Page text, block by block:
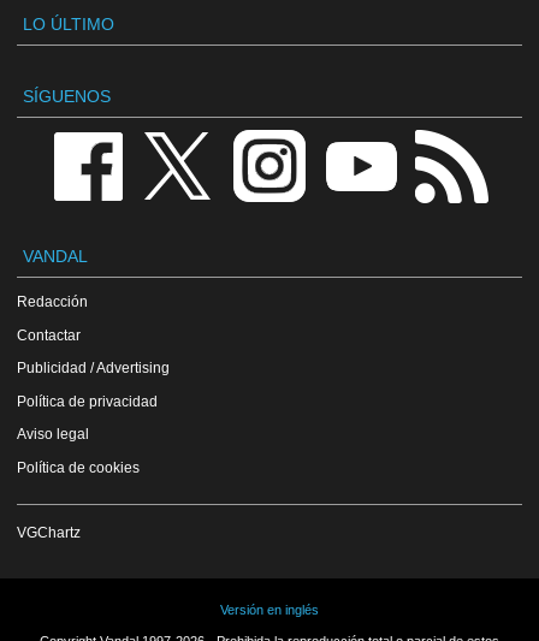
LO ÚLTIMO
SÍGUENOS
VANDAL
Redacción
Contactar
Publicidad / Advertising
Política de privacidad
Aviso legal
Política de cookies
VGChartz
Versión en inglés